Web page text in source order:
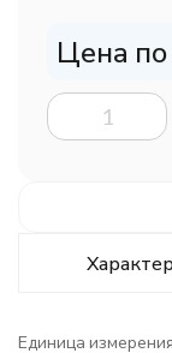
Цена по
Единица измерения